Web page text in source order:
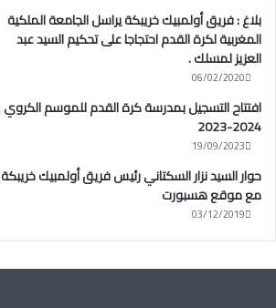
بلاغ : فريق أولمبيك خريبكة يراسل الجامعة الملكية
المغربية لكرة القدم احتجاجا على تحكيم السيد عبد
العزيز لمسلك .
06/02/2020
افتتاح التسجيل بمدرسة كرة القدم للموسم الكروي
2024-2023
19/09/2023
حوار السيد نزار السكتاني رئيس فريق أولمبيك خريبكة
مع موقع هسبورت
03/12/2019